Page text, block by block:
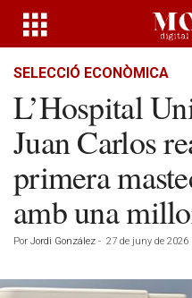
SELECCIÓ ECONÒMICA
L’Hospital
Juan Carlos
primera
amb una
Por Jordi González - 27 de juny de 2026